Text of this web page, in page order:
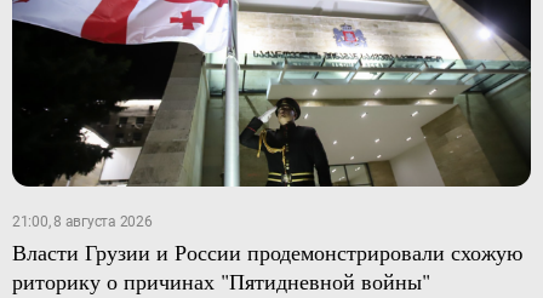
21:00, 8 августа 2026
Власти Грузии и России продемонстрировали схожую
риторику о причинах "Пятидневной войны"